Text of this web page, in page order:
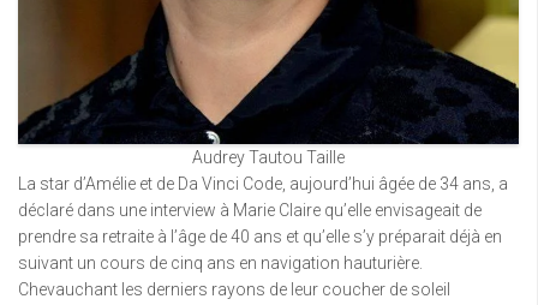
Audrey Tautou Taille
La star d’Amélie et de Da Vinci Code, aujourd’hui âgée de 34 ans, a
déclaré dans une interview à Marie Claire qu’elle envisageait de
prendre sa retraite à l’âge de 40 ans et qu’elle s’y préparait déjà en
suivant un cours de cinq ans en navigation hauturière.
Chevauchant les derniers rayons de leur coucher de soleil